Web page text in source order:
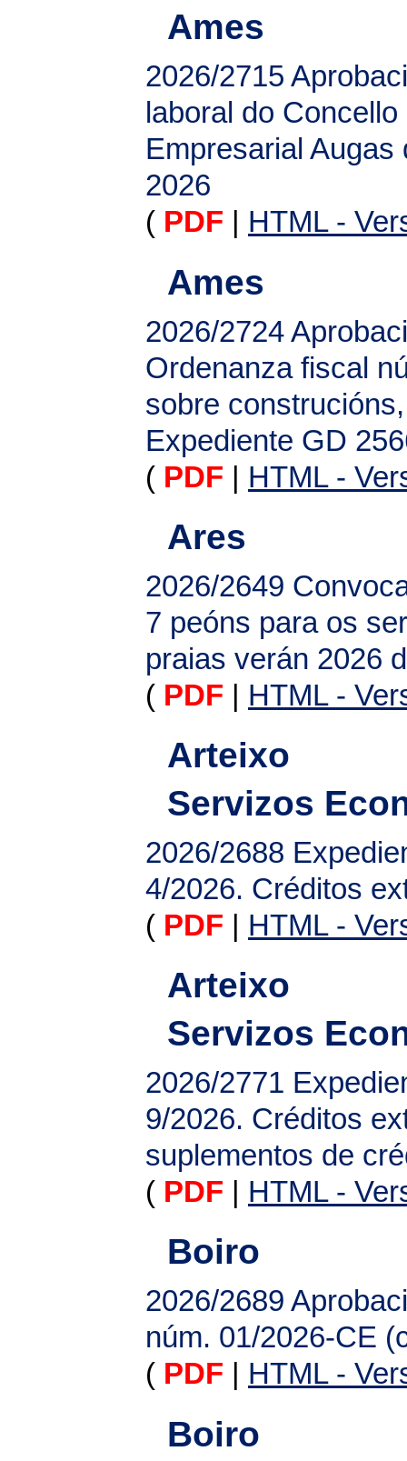
Ames
2026/2715
laboral do
Empresarial
2026
( PDF HTML -
Ames
2026/2724
Ordenanza fiscal
sobre
Expediente GD
( PDF | HTML -
Ares
2026/2649
7 peóns para os
praias verán 2026
( PDF | HTML -
Arteixo
Servizos
2026/2688
4/2026. Créditos
( PDF HTML -
Arteixo
Servizos
2026/2771
9/2026. Créditos
suplementos de
( PDF HTML -
Boiro
2026/2689
núm. 01/2026-CE
( PDF HTML -
Boiro